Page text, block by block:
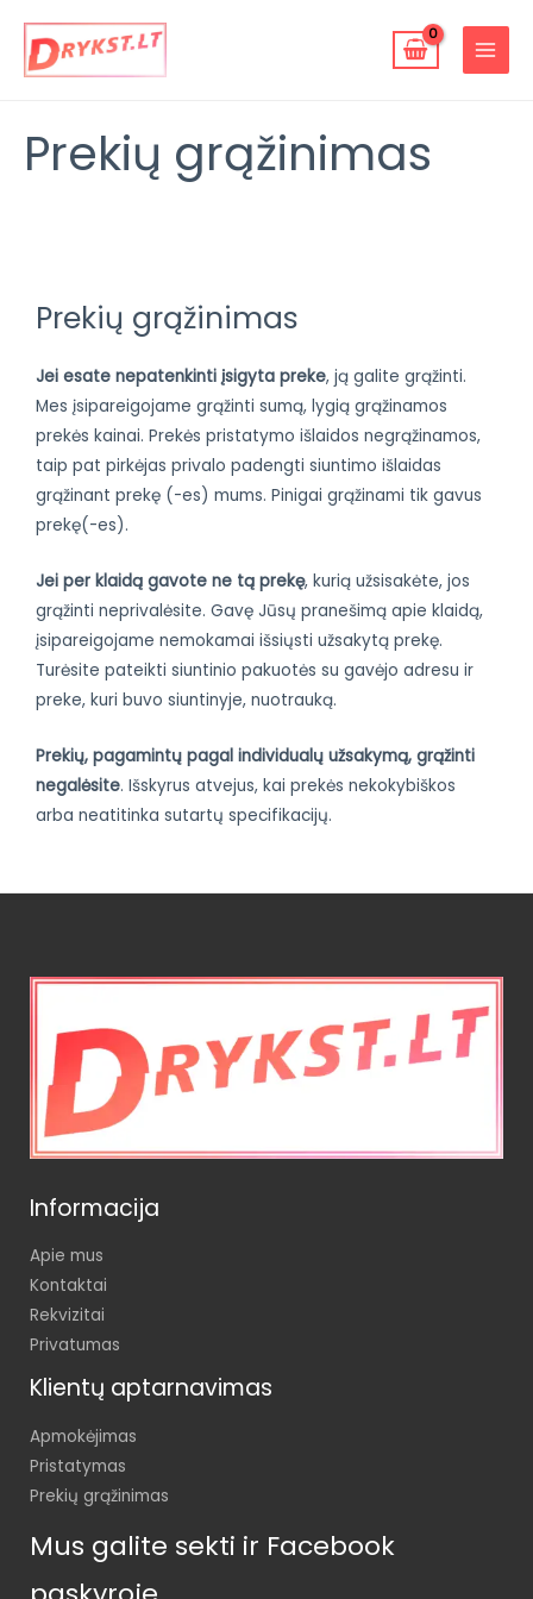
turinio
MAIN
MENU
Prekių grąžinimas
Prekių grąžinimas
Jei esate nepatenkinti įsigyta preke, ją galite grąžinti.
Mes įsipareigojame grąžinti sumą, lygią grąžinamos
prekės kainai. Prekės pristatymo išlaidos negrąžinamos,
taip pat pirkėjas privalo padengti siuntimo išlaidas
grąžinant prekę (-es) mums. Pinigai grąžinami tik gavus
prekę(-es).
Jei per klaidą gavote ne tą prekę, kurią užsisakėte, jos
grąžinti neprivalėsite. Gavę Jūsų pranešimą apie klaidą,
įsipareigojame nemokamai išsiųsti užsakytą prekę.
Turėsite pateikti siuntinio pakuotės su gavėjo adresu ir
preke, kuri buvo siuntinyje, nuotrauką.
Prekių, pagamintų pagal individualų užsakymą, grąžinti
negalėsite. Išskyrus atvejus, kai prekės nekokybiškos
arba neatitinka sutartų specifikacijų.
Informacija
Apie mus
Kontaktai
Rekvizitai
Privatumas
Klientų aptarnavimas
Apmokėjimas
Pristatymas
Prekių grąžinimas
Mus galite sekti ir Facebook